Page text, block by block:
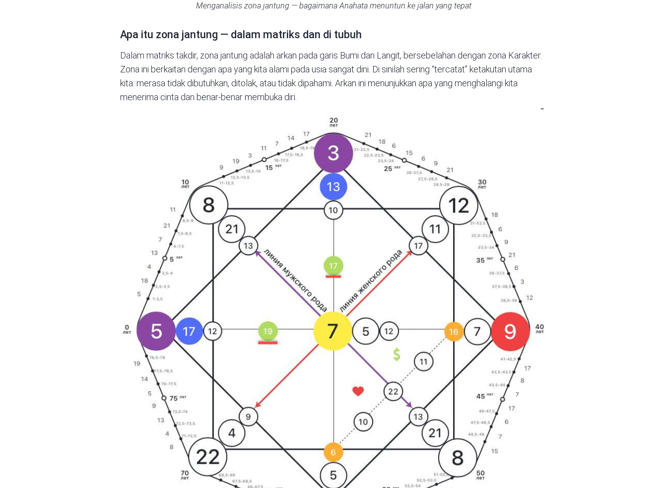
Menganalisis zona jantung — bagaimana Anahata menuntun ke jalan yang tepat
Apa itu zona jantung — dalam matriks dan di tubuh
Dalam matriks takdir, zona jantung adalah arkan pada garis Bumi dan Langit, bersebelahan dengan zona Karakter.
Zona ini berkaitan dengan apa yang kita alami pada usia sangat dini. Di sinilah sering “tercatat” ketakutan utama
kita: merasa tidak dibutuhkan, ditolak, atau tidak dipahami. Arkan ini menunjukkan apa yang menghalangi kita
menerima cinta dan benar-benar membuka diri.